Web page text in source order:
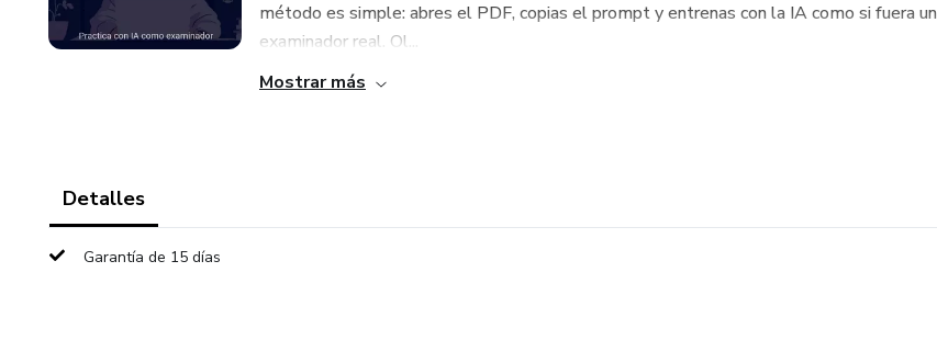
método es simple: abres el PDF, copias el prompt y entrenas con la IA como si fuera un
examinador real. Ol...
Mostrar más
Detalles
Garantía de 15 días